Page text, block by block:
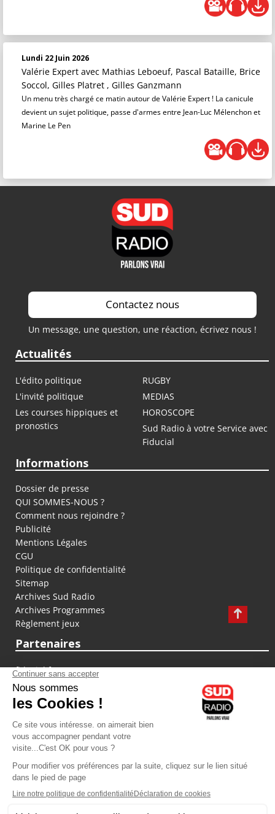
Lundi 22 Juin 2026
Valérie Expert avec Mathias Leboeuf, Pascal Bataille, Brice
Soccol, Gilles Platret , Gilles Ganzmann
Un menu très chargé ce matin autour de Valérie Expert ! La canicule
devient un sujet politique, passe d'armes entre Jean-Luc Mélenchon et
Marine Le Pen
Contactez nous
Un message, une question, une réaction, écrivez nous !
Actualités
L'édito politique
RUGBY
L'invité politique
MEDIAS
Les courses hippiques et
pronostics
HOROSCOPE
Sud Radio à votre Service avec
Fiducial
Informations
Dossier de presse
QUI SOMMES-NOUS ?
Comment nous rejoindre ?
Publicité
Mentions Légales
CGU
Politique de confidentialité
Sitemap
Archives Sud Radio
Archives Programmes
Règlement jeux
Partenaires
fiducial.fr
lyoncapitale.fr
olympique-et-lyonnais.com
L'application Iphone / Android
Téléchargez l'application
Les cookies